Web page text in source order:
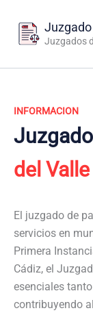
contenidoJuzgados
INFORMACION
del Valle
El juzgado de
servicios en
Primera
Cádiz, el
esenciales
contribuyendo